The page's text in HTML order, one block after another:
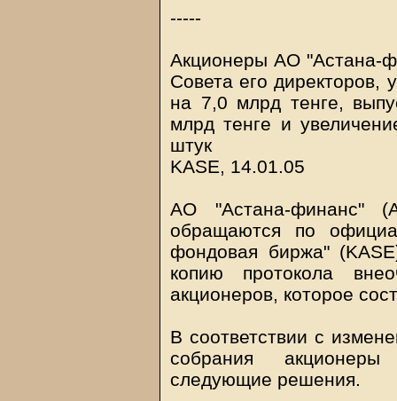
-----
Акционеры АО "Астана-
Совета его директоров,
на 7,0 млрд тенге,
млрд тенге и
штук
KASE, 14.01.05
АО "Астана-финанс"
обращаются по
фондовая биржа"
копию протокола
акционеров, которое
В соответствии с
собрания
следующие решения.